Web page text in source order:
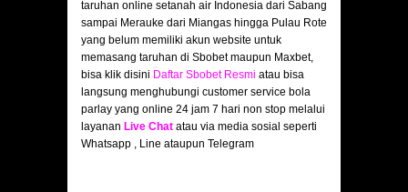
taruhan online setanah air Indonesia dari Sabang
sampai Merauke dari Miangas hingga Pulau Rote
yang belum memiliki akun website untuk
memasang taruhan di Sbobet maupun Maxbet,
bisa klik disini Daftar Sbobet Resmi atau bisa
langsung menghubungi customer service bola
parlay yang online 24 jam 7 hari non stop melalui
layanan Live Chat atau via media sosial seperti
Whatsapp , Line ataupun Telegram